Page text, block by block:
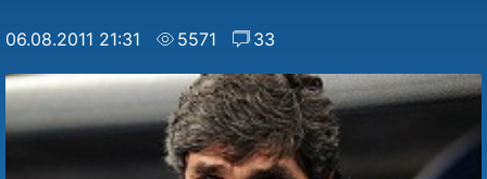
06.08.2011 21:31 5571 33